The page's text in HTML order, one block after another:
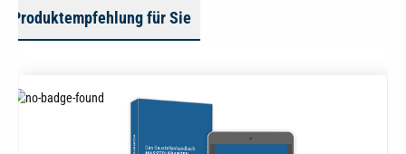
Produktempfehlung für Sie